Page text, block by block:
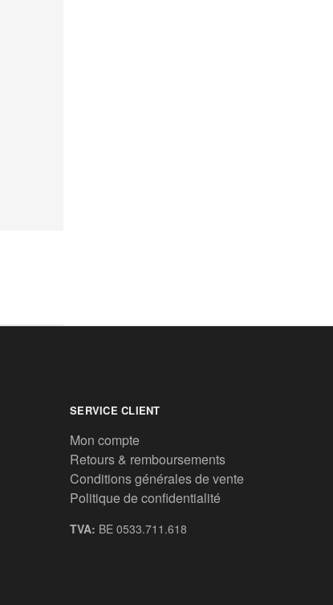
SERVICE CLIENT
Mon compte
Retours & remboursements
Conditions générales de vente
Politique de confidentialité
TVA: BE 0533.711.618